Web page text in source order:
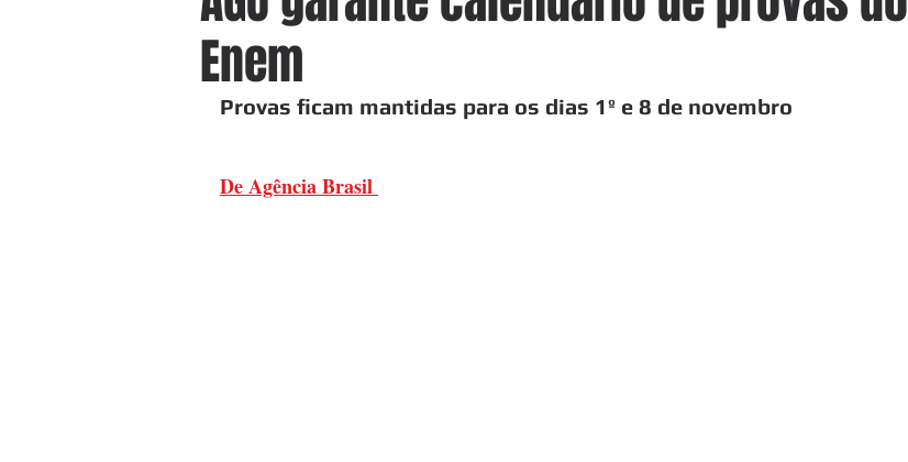
Enem
Provas ficam mantidas para os dias 1º e 8 de novembro
De Agência Brasil